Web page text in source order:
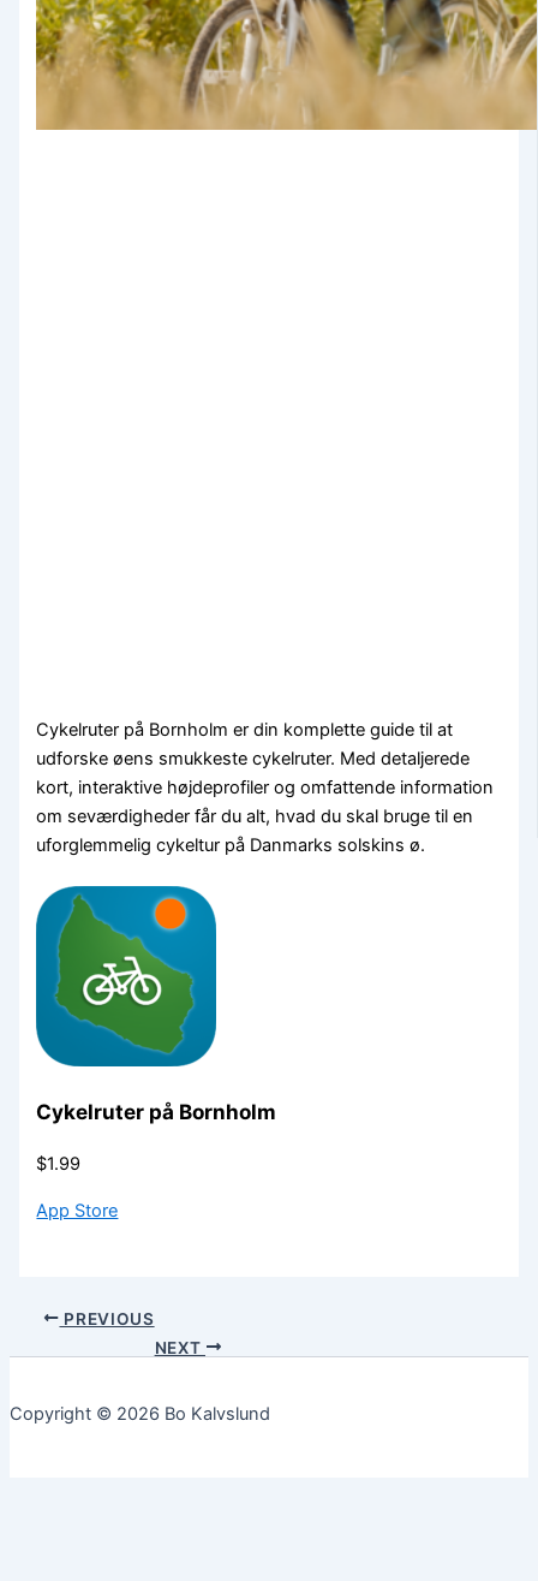
Cykelruter på Bornholm er din komplette guide til at
udforske øens smukkeste cykelruter. Med detaljerede
kort, interaktive højdeprofiler og omfattende information
om seværdigheder får du alt, hvad du skal bruge til en
uforglemmelig cykeltur på Danmarks solskins ø.
Cykelruter på Bornholm
$1.99
App Store
PREVIOUS
NEXT
Copyright © 2026 Bo Kalvslund